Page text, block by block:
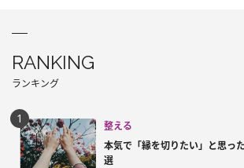
RANKING
ランキング
整える
本気で「縁を切りたい」と思っ
選